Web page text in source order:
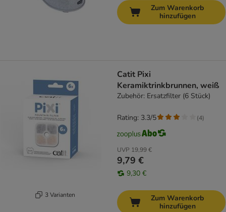
Zum Warenkorb
hinzufügen
3 Varianten
Catit Pixi
Keramiktrinkbrunnen, weiß
Zubehör: Ersatzfilter (6 Stück)
UVP 19,99 €
9,79 €
9,30 €
Rating: 3.3/5 (4)
Zum Warenkorb
hinzufügen